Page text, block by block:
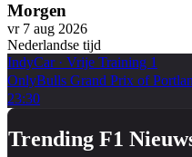
Morgen
vr 7 aug 2026
Nederlandse tijd
IndyCar· Vrije Training 1
OnlyBulls Grand Prix of
23:30
Trending F1